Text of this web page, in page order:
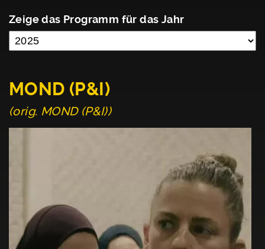
Zeige das Programm für das Jahr
MOND (P&I)
(orig. MOND (P&I))